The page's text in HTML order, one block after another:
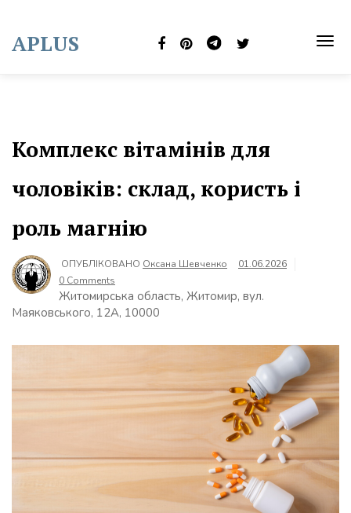
content
APLUS
Комплекс вітамінів для
чоловіків: склад, користь і
роль магнію
ОПУБЛІКОВАНО Оксана Шевченко
01.06.2026
0 Comments
Житомирська область, Житомир, вул.
Маяковського, 12А, 10000